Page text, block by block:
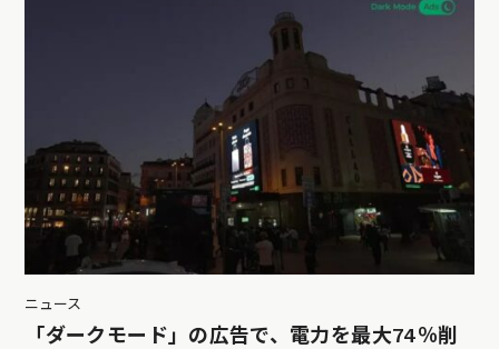
ニュース
「ダークモード」の広告で、電力を最大74％削